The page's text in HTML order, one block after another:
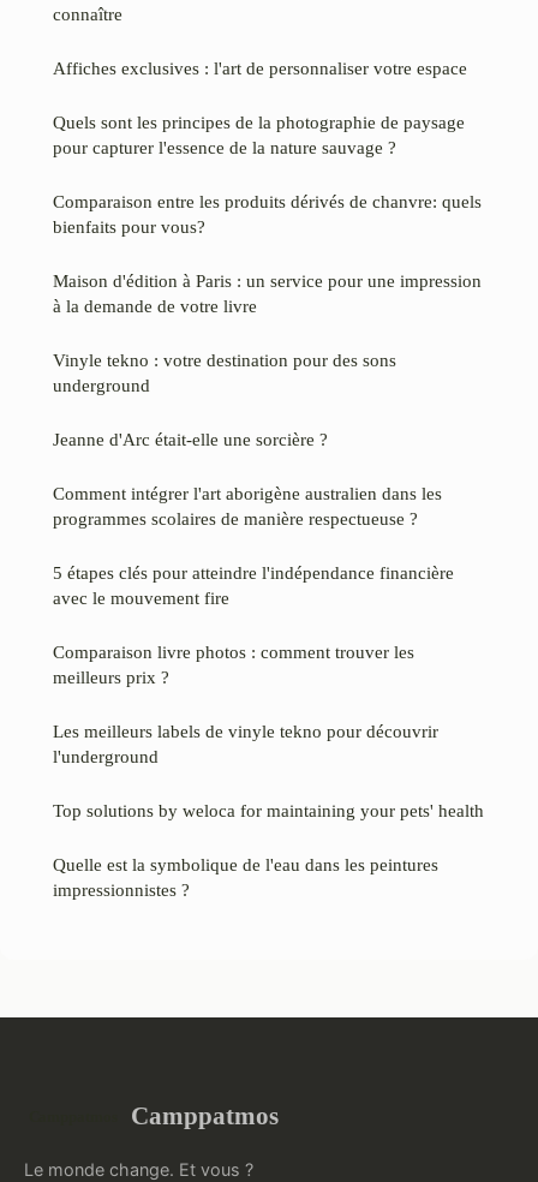
connaître
Affiches exclusives : l'art de personnaliser votre espace
Quels sont les principes de la photographie de paysage
pour capturer l'essence de la nature sauvage ?
Comparaison entre les produits dérivés de chanvre: quels
bienfaits pour vous?
Maison d'édition à Paris : un service pour une impression
à la demande de votre livre
Vinyle tekno : votre destination pour des sons
underground
Jeanne d'Arc était-elle une sorcière ?
Comment intégrer l'art aborigène australien dans les
programmes scolaires de manière respectueuse ?
5 étapes clés pour atteindre l'indépendance financière
avec le mouvement fire
Comparaison livre photos : comment trouver les
meilleurs prix ?
Les meilleurs labels de vinyle tekno pour découvrir
l'underground
Top solutions by weloca for maintaining your pets' health
Quelle est la symbolique de l'eau dans les peintures
impressionnistes ?
Camppatmos
Le monde change. Et vous ?